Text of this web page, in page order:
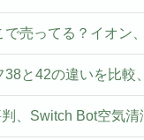
売ってる？イオン
と42の違いを比較
、Switch Bot空気